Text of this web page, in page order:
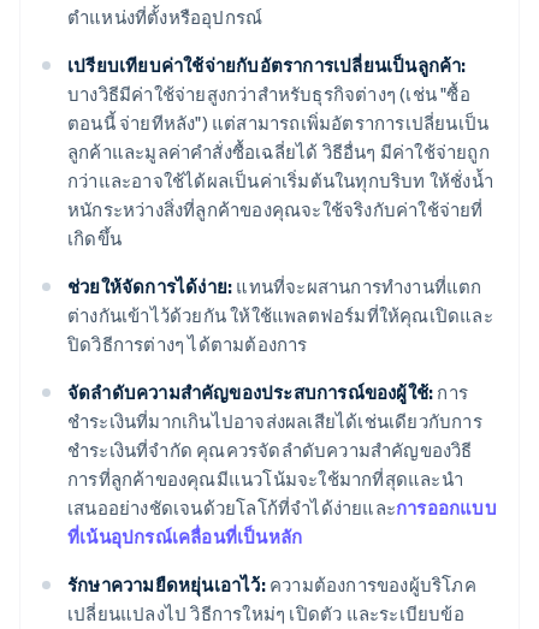
ตำแหน่งที่ตั้งหรืออุปกรณ์
เปรียบเทียบค่าใช้จ่ายกับอัตราการเปลี่ยนเป็นลูกค้า:
บางวิธีมีค่าใช้จ่ายสูงกว่าสำหรับธุรกิจต่างๆ (เช่น "ซื้อ
ตอนนี้ จ่ายทีหลัง") แต่สามารถเพิ่มอัตราการเปลี่ยนเป็น
ลูกค้าและมูลค่าคำสั่งซื้อเฉลี่ยได้ วิธีอื่นๆ มีค่าใช้จ่ายถูก
กว่าและอาจใช้ได้ผลเป็นค่าเริ่มต้นในทุกบริบท ให้ชั่งน้ำ
หนักระหว่างสิ่งที่ลูกค้าของคุณจะใช้จริงกับค่าใช้จ่ายที่
เกิดขึ้น
ช่วยให้จัดการได้ง่าย: แทนที่จะผสานการทำงานที่แตก
ต่างกันเข้าไว้ด้วยกัน ให้ใช้แพลตฟอร์มที่ให้คุณเปิดและ
ปิดวิธีการต่างๆ ได้ตามต้องการ
จัดลำดับความสำคัญของประสบการณ์ของผู้ใช้: การ
ชำระเงินที่มากเกินไปอาจส่งผลเสียได้เช่นเดียวกับการ
ชำระเงินที่จำกัด คุณควรจัดลำดับความสำคัญของวิธี
การที่ลูกค้าของคุณมีแนวโน้มจะใช้มากที่สุดและนำ
เสนออย่างชัดเจนด้วยโลโก้ที่จำได้ง่ายและการออกแบบ
ที่เน้นอุปกรณ์เคลื่อนที่เป็นหลัก
รักษาความยืดหยุ่นเอาไว้:ความต้องการของผู้บริโภค
เปลี่ยนแปลงไป วิธีการใหม่ๆ เปิดตัว และระเบียบข้อ